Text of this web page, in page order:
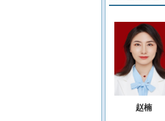
赵楠